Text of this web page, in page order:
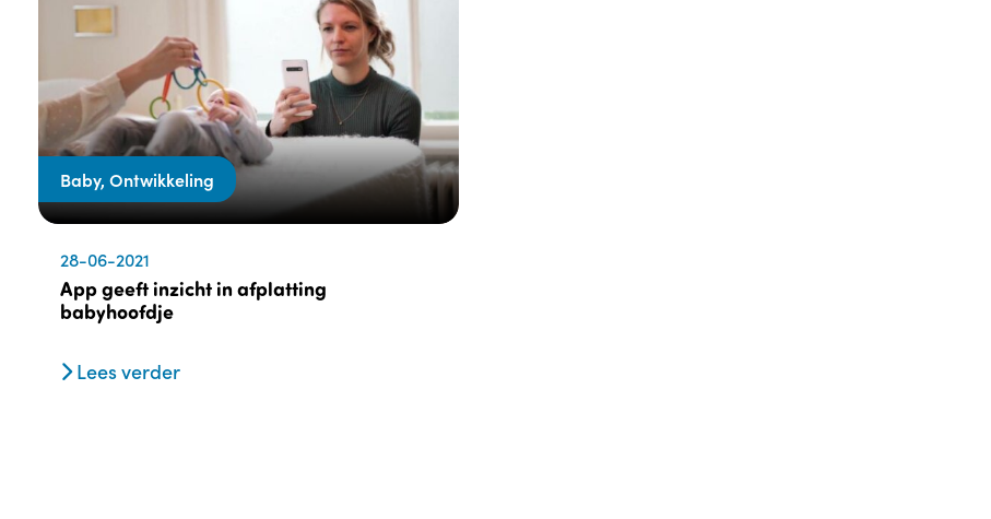
Baby, Ontwikkeling
28-06-2021
App geeft inzicht in afplatting
babyhoofdje
Lees verder